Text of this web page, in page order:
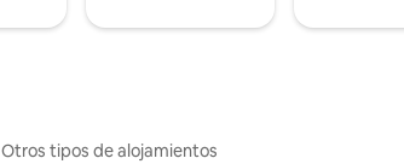
Otros tipos de alojamientos